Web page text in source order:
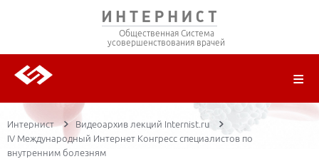
Общественная Система
усовершенствования врачей
ЦИКЛЫ ПЕРЕДАЧ
Интернист
Видеоархив лекций Internist.ru
IV Международный Интернет Конгресс специалистов по
внутренним болезням